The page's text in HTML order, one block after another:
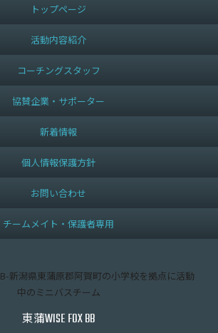
トップページ
活動内容紹介
コーチングスタッフ
協賛企業・サポーター
新着情報
個人情報保護方針
お問い合わせ
チームメイト・保護者専用
東蒲WISE FOX BB